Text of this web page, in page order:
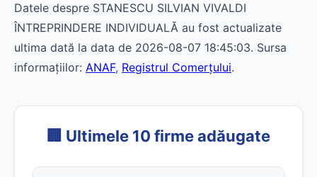
Datele despre STANESCU SILVIAN VIVALDI
ÎNTREPRINDERE INDIVIDUALĂ au fost actualizate
ultima dată la data de 2026-08-07 18:45:03. Sursa
informațiilor: ANAF, Registrul Comerțului.
🏢 Ultimele 10 firme adăugate